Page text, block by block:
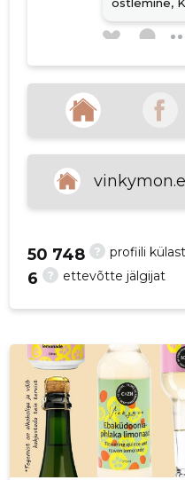
ostlemine,
VINKYMON
? profiili
50 748
? ettevõtte jälgijat
6